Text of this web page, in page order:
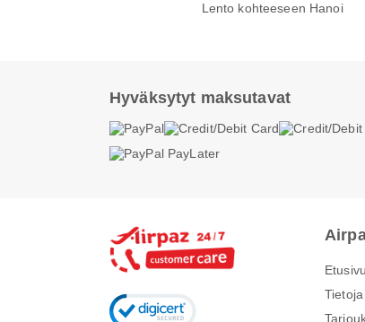
Lento kohteeseen Hanoi
Hyväksytyt maksutavat
Etusivu